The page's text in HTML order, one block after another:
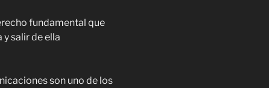
fundamental que
salir de ella
son uno de los